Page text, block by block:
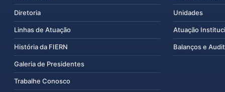
Diretoria
Linhas de Atuação
História da FIERN
Galeria de Presidentes
Trabalhe Conosco
Unidades
Atuação
Balanços e